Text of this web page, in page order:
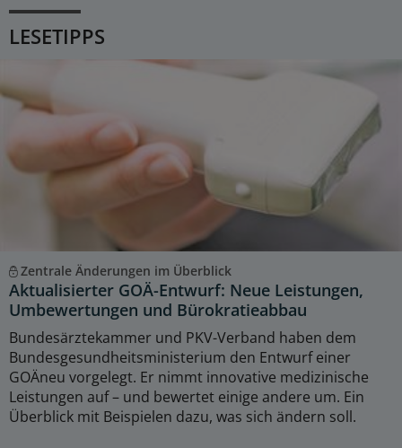
LESETIPPS
Zentrale Änderungen im Überblick
Aktualisierter GOÄ-Entwurf: Neue Leistungen,
Umbewertungen und Bürokratieabbau
Bundesärztekammer und PKV-Verband haben dem
Bundesgesundheitsministerium den Entwurf einer
GOÄneu vorgelegt. Er nimmt innovative medizinische
Leistungen auf – und bewertet einige andere um. Ein
Überblick mit Beispielen dazu, was sich ändern soll.